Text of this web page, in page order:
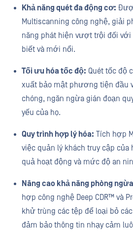
Khả năng quét đa động cơ:
Multiscanning công nghệ, giải
năng phát hiện vượt trội đối với
biết và mới nổi.
Tối ưu hóa tốc độ: Quét tốc độ
xuất bảo mật phương tiện đầu
chóng, ngăn ngừa gián đoạn
yếu của họ.
Quy trình hợp lý hóa: Tích hợp
việc quản lý khách truy cập của
quả hoạt động và mức độ an
Nâng cao khả năng phòng
hợp công nghệ Deep CDR™ và
khử trùng các tệp để loại bỏ
đảm bảo thông tin nhạy cảm